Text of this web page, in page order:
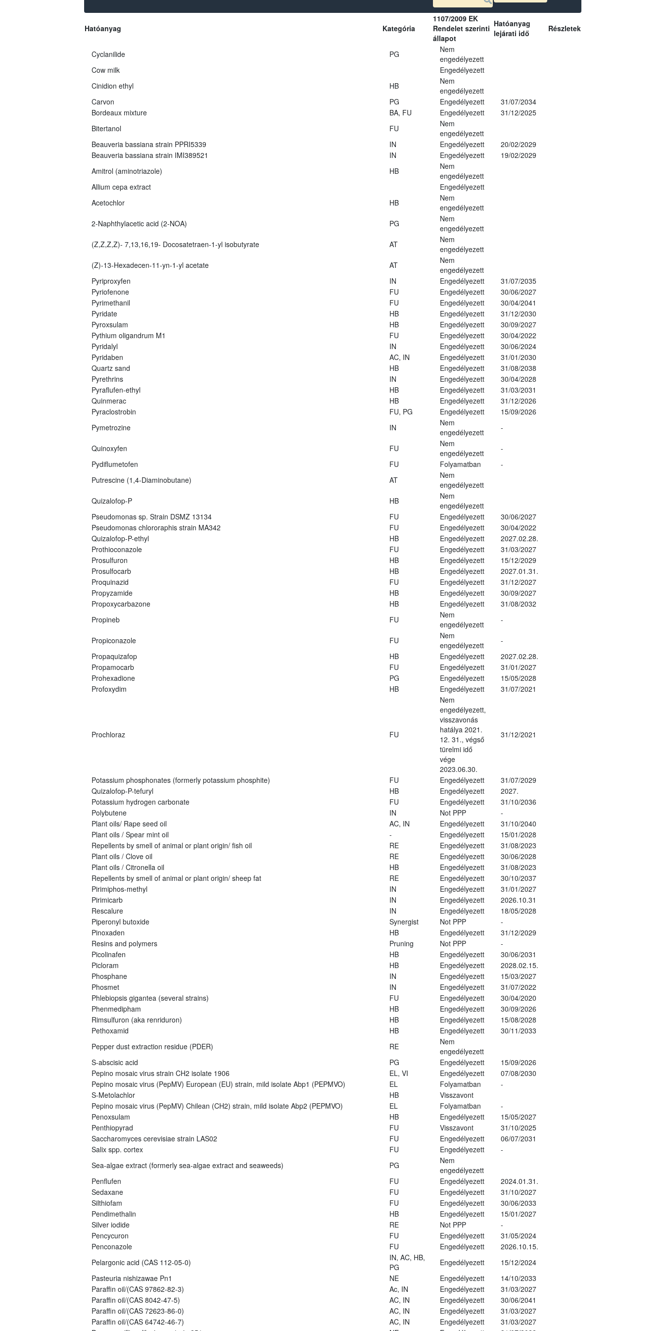
Hatóanyag Kategória
1107/2009 EK
Rendelet szerinti
állapot
Hatóanyag
lejárati idő
Részletek
Cyclanilide PG
Nem
engedélyezett
Cow milk
Engedélyezett
Cinidion ethyl
HB
Nem
engedélyezett
Carvon
PG Engedélyezett
31/07/2034
Bordeaux mixture
BA, FU Engedélyezett
31/12/2025
Bitertanol
FU
Nem
engedélyezett
Beauveria bassiana strain PPRI5339
IN Engedélyezett
20/02/2029
Beauveria bassiana strain IMI389521
IN Engedélyezett
19/02/2029
Amitrol (aminotriazole)
HB
Nem
engedélyezett
Allium cepa extract
Engedélyezett
Acetochlor
HB
Nem
engedélyezett
2-Naphthylacetic acid (2-NOA)
PG
Nem
engedélyezett
(Z,Z,Z,Z)- 7,13,16,19- Docosatetraen-1-yl isobutyrate
AT
Nem
engedélyezett
(Z)-13-Hexadecen-11-yn-1-yl acetate
AT
Nem
engedélyezett
Pyriproxyfen
IN Engedélyezett
31/07/2035
Pyriofenone
FU Engedélyezett
30/06/2027
Pyrimethanil
FU Engedélyezett
30/04/2041
Pyridate
HB Engedélyezett
31/12/2030
Pyroxsulam
HB Engedélyezett
30/09/2027
Pythium oligandrum M1
FU Engedélyezett
30/04/2022
Pyridalyl
IN Engedélyezett
30/06/2024
Pyridaben
AC, IN Engedélyezett
31/01/2030
Quartz sand
HB Engedélyezett
31/08/2038
Pyrethrins
IN Engedélyezett
30/04/2028
Pyraflufen-ethyl
HB Engedélyezett
31/03/2031
Quinmerac
HB Engedélyezett
31/12/2026
Pyraclostrobin
FU, PG Engedélyezett
15/09/2026
Pymetrozine
IN
Nem
engedélyezett
-
Quinoxyfen FU
Nem
engedélyezett
-
Pydiflumetofen
FU Folyamatban
-
Putrescine (1,4-Diaminobutane)
AT
Nem
engedélyezett
Quizalofop-P
HB
Nem
engedélyezett
Pseudomonas sp. Strain DSMZ 13134
FU Engedélyezett
30/06/2027
Pseudomonas chlororaphis strain MA342
FU Engedélyezett
30/04/2022
Quizalofop-P-ethyl
HB Engedélyezett
2027.02.28.
Prothioconazole
FU Engedélyezett
31/03/2027
Prosulfuron
HB Engedélyezett
15/12/2029
Prosulfocarb
HB Engedélyezett
2027.01.31.
Proquinazid
FU Engedélyezett
31/12/2027
Propyzamide
HB Engedélyezett
30/09/2027
Propoxycarbazone
HB Engedélyezett
31/08/2032
Propineb
FU
Nem
engedélyezett
-
Propiconazole FU
Nem
engedélyezett
-
Propaquizafop
HB Engedélyezett
2027.02.28.
Propamocarb
FU Engedélyezett
31/01/2027
Prohexadione
PG Engedélyezett
15/05/2028
Profoxydim
HB Engedélyezett 31/07/2021
Prochloraz FU
Nem
engedélyezett,
visszavonás
hatálya 2021.
12. 31., végső
türelmi idő
vége
2023.06.30.
31/12/2021
Potassium phosphonates (formerly potassium phosphite) FU Engedélyezett
31/07/2029
Quizalofop-P-tefuryl
HB Engedélyezett
2027.
Potassium hydrogen carbonate
FU Engedélyezett
31/10/2036
Polybutene
IN Not PPP
-
Plant oils/ Rape seed oil
AC, IN Engedélyezett
31/10/2040
Plant oils / Spear mint oil
- Engedélyezett
15/01/2028
Repellents by smell of animal or plant origin/ fish oil
RE Engedélyezett
31/08/2023
Plant oils / Clove oil
RE Engedélyezett
30/06/2028
Plant oils / Citronella oil
HB Engedélyezett
31/08/2023
Repellents by smell of animal or plant origin/ sheep fat
RE Engedélyezett
30/10/2037
Pirimiphos-methyl
IN Engedélyezett
31/01/2027
Pirimicarb
IN Engedélyezett
2026.10.31
Rescalure
IN Engedélyezett
18/05/2028
Piperonyl butoxide
Synergist Not PPP
-
Pinoxaden
HB Engedélyezett
31/12/2029
Resins and polymers
Pruning Not PPP
-
Picolinafen
HB Engedélyezett
30/06/2031
Picloram
HB Engedélyezett
2028.02.15.
Phosphane
IN Engedélyezett
15/03/2027
Phosmet
IN Engedélyezett
31/07/2022
Phlebiopsis gigantea (several strains)
FU Engedélyezett
30/04/2020
Phenmedipham
HB Engedélyezett
30/09/2026
Rimsulfuron (aka renriduron)
HB Engedélyezett
15/08/2028
Pethoxamid
HB Engedélyezett
30/11/2033
Pepper dust extraction residue (PDER)
RE
Nem
engedélyezett
S-abscisic acid
PG Engedélyezett
15/09/2026
Pepino mosaic virus strain CH2 isolate 1906
EL, VI Engedélyezett
07/08/2030
Pepino mosaic virus (PepMV) European (EU) strain, mild isolate Abp1 (PEPMVO)
EL Folyamatban
-
S-Metolachlor
HB
Visszavont
Pepino mosaic virus (PepMV) Chilean (CH2) strain, mild isolate Abp2 (PEPMVO)
EL Folyamatban
-
Penoxsulam
HB Engedélyezett
15/05/2027
Penthiopyrad
FU Visszavont
31/10/2025
Saccharomyces cerevisiae strain LAS02
FU Engedélyezett
06/07/2031
Salix spp. cortex
FU Engedélyezett
-
Sea-algae extract (formerly sea-algae extract and seaweeds)
PG
Nem
engedélyezett
Penflufen
FU Engedélyezett
2024.01.31.
Sedaxane
FU Engedélyezett
31/10/2027
Silthiofam
FU Engedélyezett
30/06/2033
Pendimethalin
HB Engedélyezett
15/01/2027
Silver iodide
RE Not PPP
-
Pencycuron
FU Engedélyezett
31/05/2024
Penconazole
FU Engedélyezett
2026.10.15.
Pelargonic acid (CAS 112-05-0)
IN, AC, HB,
PG
Engedélyezett
15/12/2024
Pasteuria nishizawae Pn1
NE Engedélyezett
14/10/2033
Paraffin oil/(CAS 97862-82-3)
Ac, IN Engedélyezett
31/03/2027
Paraffin oil/(CAS 8042-47-5)
AC, IN Engedélyezett
30/06/2041
Paraffin oil/(CAS 72623-86-0)
AC, IN Engedélyezett
31/03/2027
Paraffin oil/(CAS 64742-46-7)
AC, IN Engedélyezett
31/03/2027